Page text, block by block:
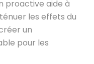
proactive aide à
les effets du
un
pour les